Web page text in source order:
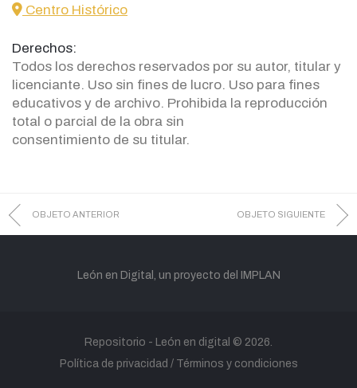
icon
Centro Histórico
Derechos:
Todos los derechos reservados por su autor, titular y
licenciante. Uso sin fines de lucro. Uso para fines
educativos y de archivo. Prohibida la reproducción
total o parcial de la obra sin
consentimiento de su titular.
OBJETO ANTERIOR OBJETO SIGUIENTE
León en Digital, un proyecto del IMPLAN
Repositorio - León en digital © 2026.
Política de privacidad
Términos y condiciones